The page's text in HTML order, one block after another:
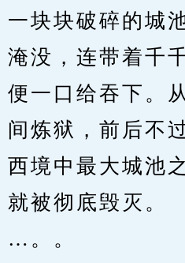
一块块破碎的城
淹没，连带着千
便一口给吞下。
间炼狱，前后不
西境中最大城池
就被彻底毁灭。
…。。